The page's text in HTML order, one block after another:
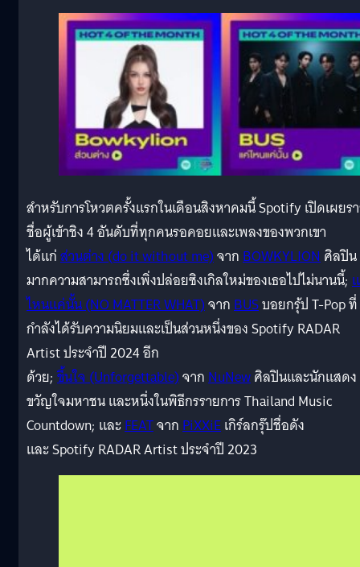
สำหรับการโหวตครั้งแรกในเดือนสิงหาคมนี้ Spotify เปิดเผยร
ชื่อผู้เข้าชิง 4 อันดับที่ทุกคนรอคอยและเพลงของพวกเขา
ได้แก่ส่วนต่าง (do it without me)จากBOWKYLIONศิลปิน
มากความสามารถซึ่งเพิ่งปล่อยซิงเกิลใหม่ของเธอไปไม่นานนี้;
ไหนแค่นั้น (NO MATTER WHAT)จากBUSบอยกรุ้ป T-Pop ที่
กำลังได้รับความนิยมและเป็นส่วนหนึ่งของ Spotify RADAR
Artist ประจำปี 2024 อีก
ด้วย;ขึ้นใจ (Unforgettable)จากNuNewศิลปินและนักแสดง
ขวัญใจมหาชน และหนึ่งในพิธีกรรายการ Thailand Music
Countdown; และFEATจากPiXXiEเกิร์ลกรุ๊ปชื่อดัง
และ Spotify RADAR Artist ประจำปี 2023